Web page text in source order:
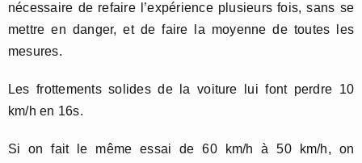
nécessaire de refaire l’expérience plusieurs fois, sans se
mettre en danger, et de faire la moyenne de toutes les
mesures.
Les frottements solides de la voiture lui font perdre 10
km/h en 16s.
Si on fait le même essai de 60 km/h à 50 km/h, on